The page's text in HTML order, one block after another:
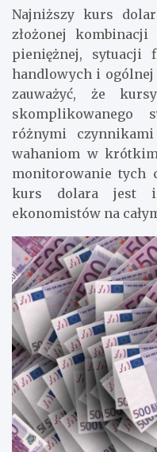
Najniższy kurs
złożonej
pieniężnej, sytuacji
handlowych i ogólnej
zauważyć, że
skomplikowanego
różnymi
wahaniom w
monitorowanie tych
kurs dolara jest
ekonomistów na